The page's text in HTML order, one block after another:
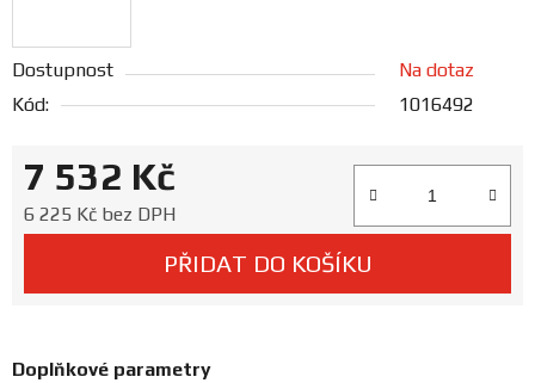
a
katalogy
Dostupnost
Na dotaz
Kód:
1016492
7 532 Kč
6 225 Kč bez DPH
PŘIDAT DO KOŠÍKU
Doplňkové parametry